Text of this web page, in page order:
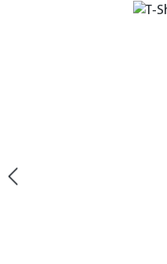
Bildergalerie überspringen